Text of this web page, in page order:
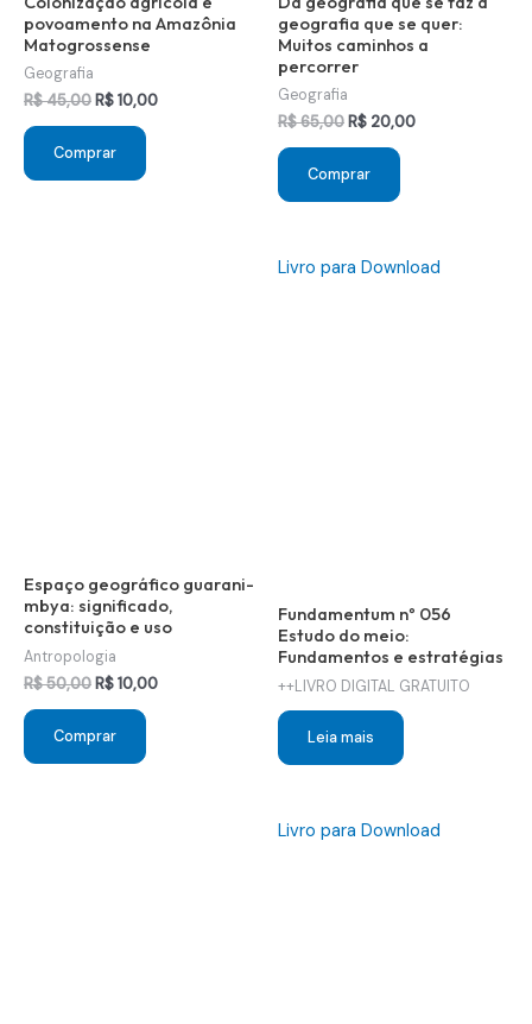
povoamento na Amazônia
Matogrossense
Geografia
R$45,00O
original
era:
R$ 45,00.
R$10,00O
Comprar
geografia que se quer:
Muitos caminhos a
percorrer
Geografia
R$65,00O
original
era:
R$ 65,00.
R$ 20,00O
Comprar
Espaço geográfico guarani-
mbya: significado,
constituição e uso
Antropologia
R$50,00O
original
era:
R$ 50,00.
R$10,00O
Comprar
Livro para Download
Fundamentum nº 056
Estudo do meio:
Fundamentos e estratégias
++LIVRO DIGITAL GRATUITO
Leia mais
Livro para Download